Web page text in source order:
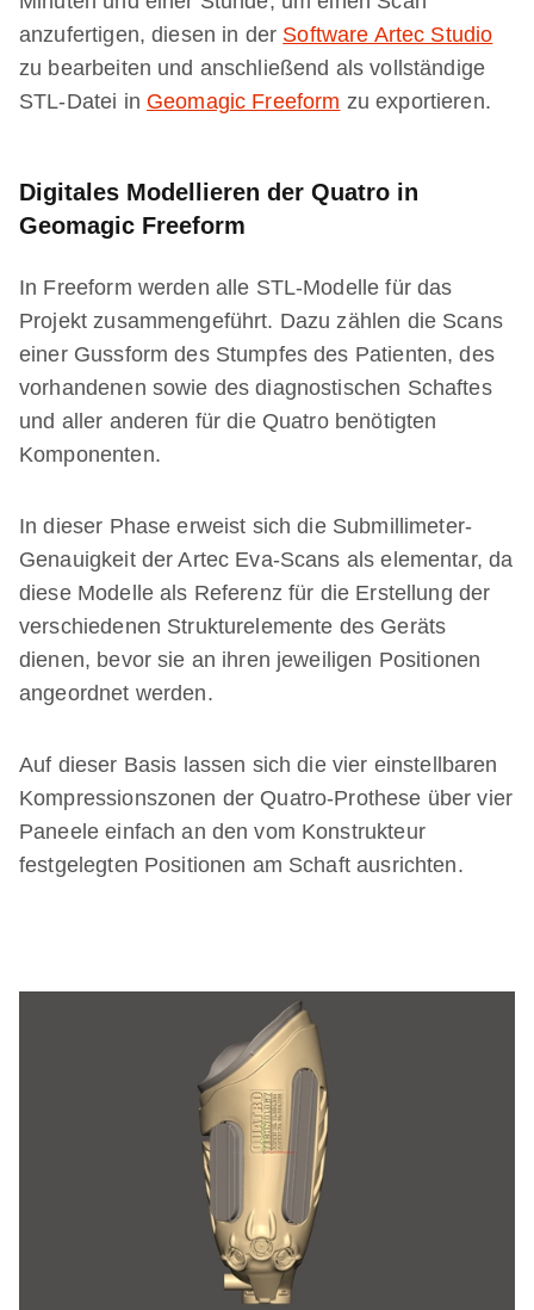
anzufertigen, diesen in der Software Artec Studio
zu bearbeiten und anschließend als vollständige
STL-Datei in Geomagic Freeform zu exportieren.
Digitales Modellieren der Quatro in
Geomagic Freeform
In Freeform werden alle STL-Modelle für das
Projekt zusammengeführt. Dazu zählen die Scans
einer Gussform des Stumpfes des Patienten, des
vorhandenen sowie des diagnostischen Schaftes
und aller anderen für die Quatro benötigten
Komponenten.
In dieser Phase erweist sich die Submillimeter-
Genauigkeit der Artec Eva-Scans als elementar, da
diese Modelle als Referenz für die Erstellung der
verschiedenen Strukturelemente des Geräts
dienen, bevor sie an ihren jeweiligen Positionen
angeordnet werden.
Auf dieser Basis lassen sich die vier einstellbaren
Kompressionszonen der Quatro-Prothese über vier
Paneele einfach an den vom Konstrukteur
festgelegten Positionen am Schaft ausrichten.